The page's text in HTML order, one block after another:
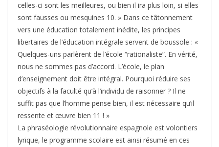
celles-ci sont les meilleures, ou bien il ira plus loin, si elles
sont fausses ou mesquines 10. » Dans ce tâtonnement
vers une éducation totalement inédite, les principes
libertaires de l’éducation intégrale servent de boussole : «
Quelques-uns parlèrent de l’école “rationaliste”. En vérité,
nous ne sommes pas d’accord. L’école, le plan
d’enseignement doit être intégral. Pourquoi réduire ses
objectifs à la faculté qu’à l’individu de raisonner ? Il ne
suffit pas que l’homme pense bien, il est nécessaire qu’il
ressente et œuvre bien 11 ! »
La phraséologie révolutionnaire espagnole est volontiers
lyrique, le programme scolaire est ainsi résumé en ces